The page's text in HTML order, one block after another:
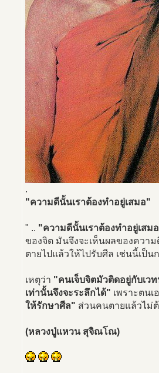
.
"ความดีนั้นเราต้องทำอยู่เสมอ"
" .. "ความดีนั้นเราต้องทำอยู่เส
ของจิต มันจึงจะเห็นผลของควา
ตายไปแล้วให้ไปรับศีล เช่นนี้เป็
เหตุว่า "คนเจ็บจิตมัวติดอยู่กับเว
เท่านั้นจึงจะระลึกได้" เพราะตน
ให้รักษาศีล" ส่วนคนตายแล้วไม่ต้
(หลวงปู่แหวน สุจิณโณ)